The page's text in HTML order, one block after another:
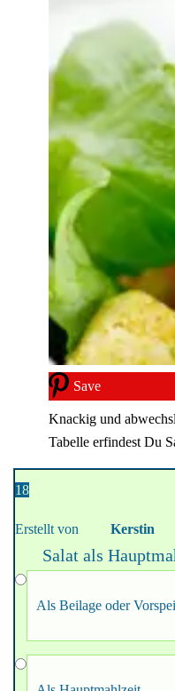
Save
Knackig und
Tabelle erfindest Du
18
Erstellt von Kerstin
Salat als
Als Beilage oder